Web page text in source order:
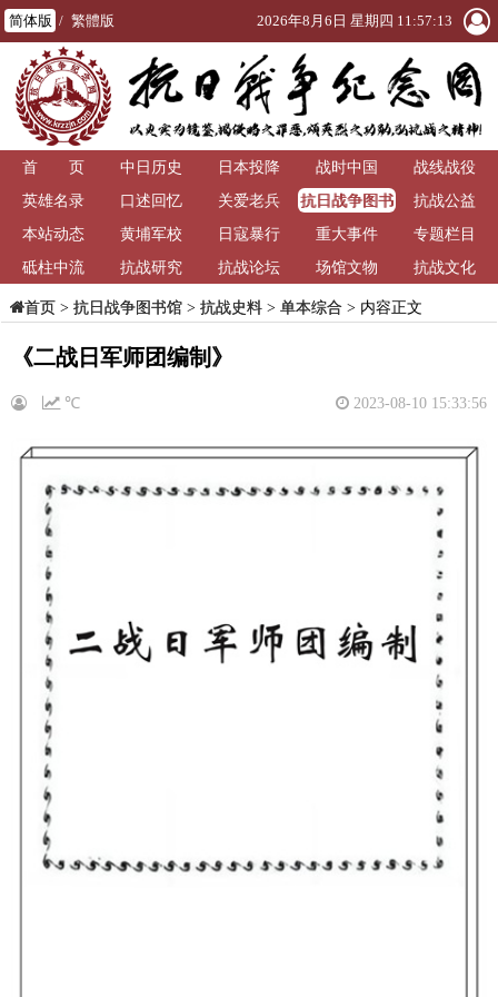
简体版 / 繁體版 2026年8月6日 星期四 11:57:13
首 页 中日历史 日本投降 战时中国
战线战役
英雄名录
口述回忆 关爱老兵
抗日战争图书
馆
抗战公益
本站动态
黄埔军校 日寇暴行 重大事件
专题栏目
砥柱中流
抗战研究 抗战论坛 场馆文物 抗战文化
首页> 抗日战争图书馆> 抗战史料> 单本综合> 内容正文
《二战日军师团编制》
2023-08-10 15:33:56
℃